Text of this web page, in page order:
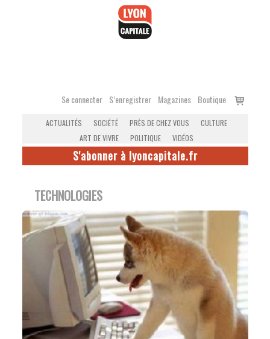
Se connecter S’enregistrer Magazines Boutique
Voir
ACTUALITÉS SOCIÉTÉ PRÈS DE CHEZ VOUS
CULTURE
ART DE VIVRE
POLITIQUE VIDÉOS
S'abonner à lyoncapitale.fr
TECHNOLOGIES